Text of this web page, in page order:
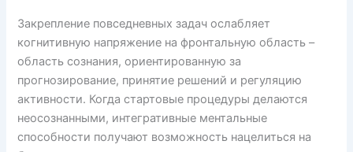
Закрепление повседневных задач ослабляет
когнитивную напряжение на фронтальную область –
область сознания, ориентированную за
прогнозирование, принятие решений и регуляцию
активности. Когда стартовые процедуры делаются
неосознанными, интегративные ментальные
способности получают возможность нацелиться на